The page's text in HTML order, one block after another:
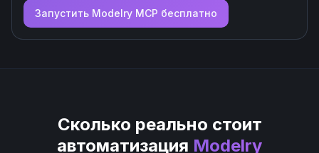
Запустить Modelry MCP бесплатно
Сколько реально стоит
автоматизация Modelry